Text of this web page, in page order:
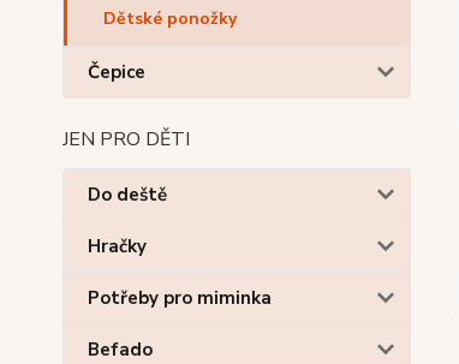
Dětské ponožky
Čepice
JEN PRO DĚTI
Do deště
Hračky
Potřeby pro miminka
Befado